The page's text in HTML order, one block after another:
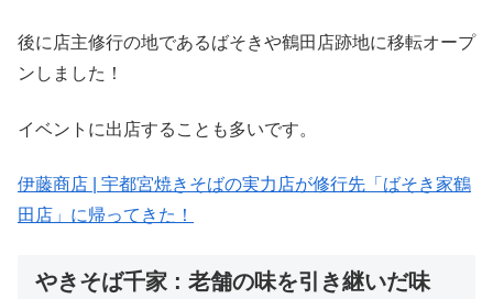
後に店主修行の地であるばそきや鶴田店跡地に移転オープ
ンしました！
イベントに出店することも多いです。
伊藤商店 | 宇都宮焼きそばの実力店が修行先「ばそき家鶴
田店」に帰ってきた！
やきそば千家 : 老舗の味を引き継いだ味